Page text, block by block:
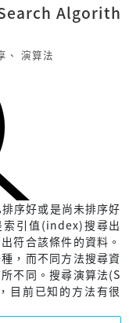
Algorith
、 演算法
序好或是尚未排序好
引值(index)搜尋出
符合該條件的資料。
，而不同方法搜尋資
不同。搜尋演算法(S
目前已知的方法有很